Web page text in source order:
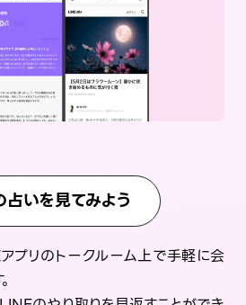
占いを見てみよう
プリのトークルーム上で手軽に会